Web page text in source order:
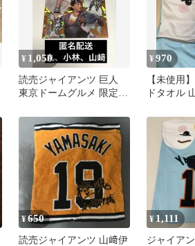
¥ 1,050
読売ジャイアンツ 巨人
東京ドームグルメ 限定ホ
林伊織
¥970
【未使用
ドタオル
¥650
読売ジャイアンツ 山﨑伊
¥ 1,111
ジャイア